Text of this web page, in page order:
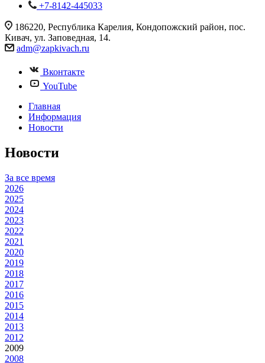
+7-8142-445033
186220, Республика Карелия, Кондопожский район, пос.
Кивач, ул. Заповедная, 14.
adm@zapkivach.ru
Вконтакте
YouTube
Главная
Информация
Новости
Новости
За все время
2026
2025
2024
2023
2022
2021
2020
2019
2018
2017
2016
2015
2014
2013
2012
2009
2008